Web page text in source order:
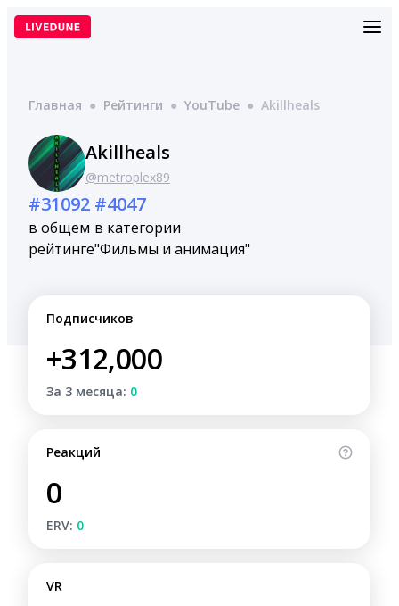
Перейти
Главная ● Рейтинги ● YouTube ● Akillheals
Akillheals
@metroplex89
#31092
в общем
рейтинге
#4047
в категории
"Фильмы и анимация"
Подписчиков
+312,000
За 3 месяца: 0
Реакций
0
ERV: 0
VR